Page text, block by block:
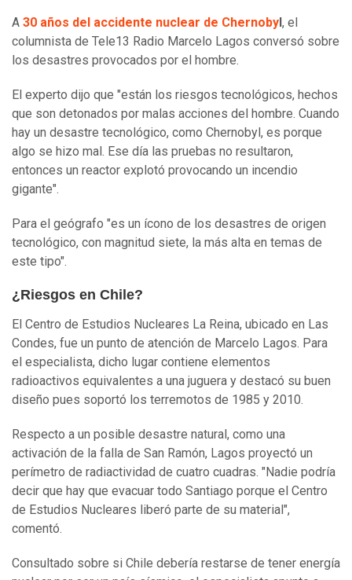
A 30 años del accidente nuclear de Chernoby , el
columnista de Tele13 Radio Marcelo Lagos conversó sobre
los desastres provocados por el hombre.
El experto dijo que "están los riesgos tecnológicos, hechos
que son detonados por malas acciones del hombre. Cuando
hay un desastre tecnológico, como Chernobyl, es porque
algo se hizo mal. Ese día las pruebas no resultaron,
entonces un reactor explotó provocando un incendio
gigante".
Para el geógrafo "es un ícono de los desastres de origen
tecnológico, con magnitud siete, la más alta en temas de
este tipo".
¿Riesgos en Chile?
El Centro de Estudios Nucleares La Reina, ubicado en Las
Condes, fue un punto de atención de Marcelo Lagos. Para
el especialista, dicho lugar contiene elementos
radioactivos equivalentes a una juguera y destacó su buen
diseño pues soportó los terremotos de 1985 y 2010.
Respecto a un posible desastre natural, como una
activación de la falla de San Ramón, Lagos proyectó un
perímetro de radiactividad de cuatro cuadras. "Nadie podría
decir que hay que evacuar todo Santiago porque el Centro
de Estudios Nucleares liberó parte de su material",
comentó.
Consultado sobre si Chile debería restarse de tener energía